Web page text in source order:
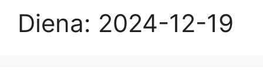
Diena: 2024-12-19